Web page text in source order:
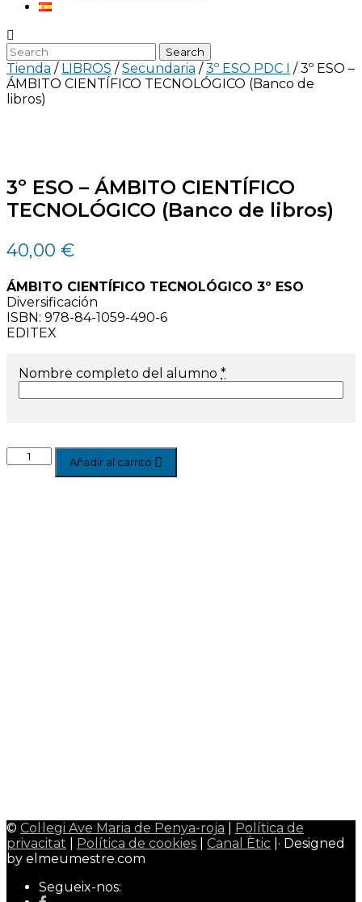
Tienda / LIBROS /Secundaria /3º ESO PDC I / 3º ESO –
ÁMBITO CIENTÍFICO TECNOLÓGICO (Banco de
libros)
3º ESO – ÁMBITO CIENTÍFICO
TECNOLÓGICO (Banco de libros)
40,00 €
ÁMBITO CIENTÍFICO TECNOLÓGICO 3º ESO
Diversificación
ISBN: 978-84-1059-490-6
EDITEX
Nombre completo del alumno *
Añadir al carrito
© Col·legi Ave Maria de Penya-roja
Política de
privacitat
Política de cookies Canal Ètic |· Designed
by elmeumestre.com
Segueix-nos: